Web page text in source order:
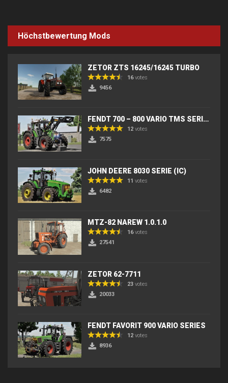
Höchstbewertung Mods
ZETOR ZTS 16245/16245 TURBO
16votes
9456
FENDT 700 – 800 VARIO TMS SERIES (IC) V2
12 votes
7575
JOHN DEERE 8030 SERIE (IC)
11 votes
6482
MTZ-82 NAREW 1.0.1.0
16votes
27541
ZETOR 62-7711
23 votes
20033
FENDT FAVORIT 900 VARIO SERIES
12 votes
8936